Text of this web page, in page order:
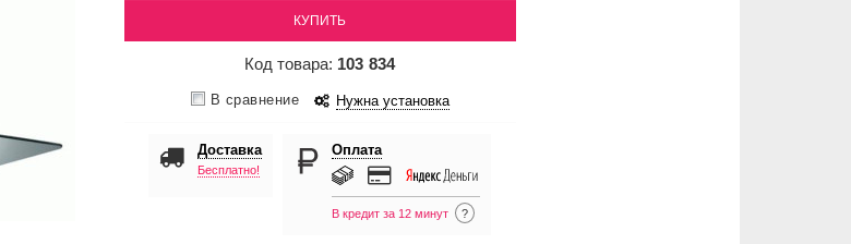
КУПИТЬ
Код товара: 103 834
В сравнение Нужна установка
Доставка
Бесплатно!
Оплата
В кредит за 12 минут ?